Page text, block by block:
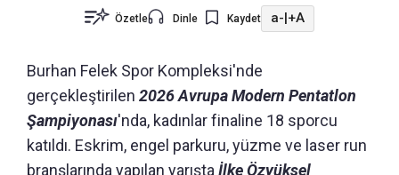
Özetle Dinle Kaydet a- +A
Burhan Felek Spor Kompleksi'nde
gerçekleştirilen 2026 Avrupa Modern Pentatlon
Şampiyonası'nda, kadınlar finaline 18 sporcu
katıldı. Eskrim, engel parkuru, yüzme ve laser run
branşlarında yapılan yarışta İlke Özyüksel